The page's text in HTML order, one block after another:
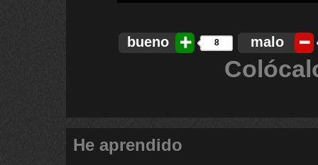
bueno 8 malo
He aprendido